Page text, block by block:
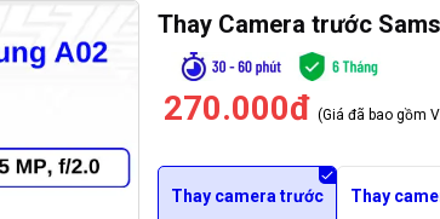
Thay Camera trước
270.000đ (Giá đã bao gồm
Thay camera trước Thay